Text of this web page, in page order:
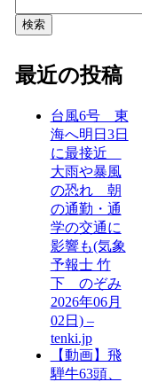
検索
最近の投稿
台風6号 東
海へ明日3日
に最接近
大雨や暴風
の恐れ 朝
の通勤・通
学の交通に
影響も(気象
予報士 竹
下 のぞみ
2026年06月
02日) –
tenki.jp
【動画】飛
騨牛63頭、